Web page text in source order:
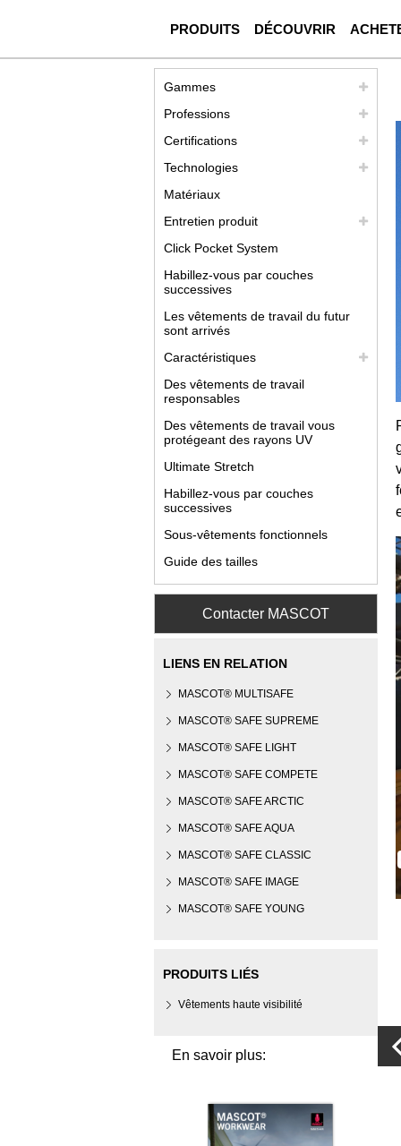
PRODUITS DÉCOUVRIR
Gammes
Professions
Certifications
Technologies
Matériaux
Entretien produit
Click Pocket System
Habillez-vous par couches
successives
Les vêtements de travail du futur
sont arrivés
Caractéristiques
Des vêtements de travail
responsables
Des vêtements de travail vous
protégeant des rayons UV
Ultimate Stretch
Habillez-vous par couches
successives
Sous-vêtements fonctionnels
Guide des tailles
Contacter MASCOT
LIENS EN RELATION
MASCOT® MULTISAFE
MASCOT® SAFE SUPREME
MASCOT® SAFE LIGHT
MASCOT® SAFE COMPETE
MASCOT® SAFE ARCTIC
MASCOT® SAFE AQUA
MASCOT® SAFE CLASSIC
MASCOT® SAFE IMAGE
MASCOT® SAFE YOUNG
PRODUITS LIÉS
Vêtements haute visibilité
En savoir plus: